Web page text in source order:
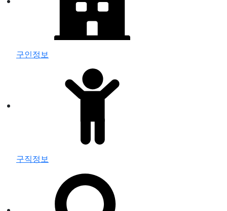
구인정보
구직정보